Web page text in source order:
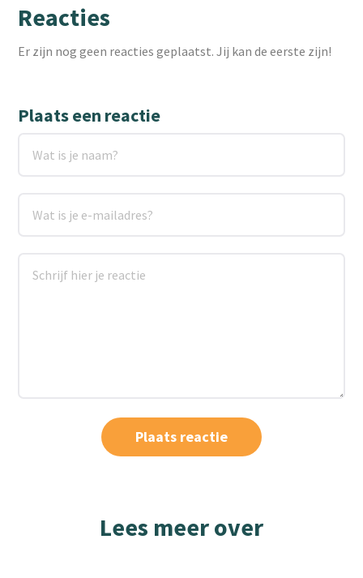
Reacties
Er zijn nog geen reacties geplaatst. Jij kan de eerste zijn!
Plaats een reactie
Lees meer over